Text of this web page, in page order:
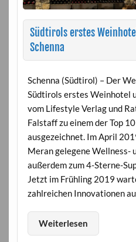
Südtirols erstes
Schenna
Schenna (Südtirol) – Der
Südtirols erstes Weinhotel
vom Lifestyle Verlag und
Falstaff zu einem der Top
ausgezeichnet. Im April
Meran gelegene Wellness-
außerdem zum 4-Sterne-
Jetzt im Frühling 2019
zahlreichen Innovationen
Weiterlesen